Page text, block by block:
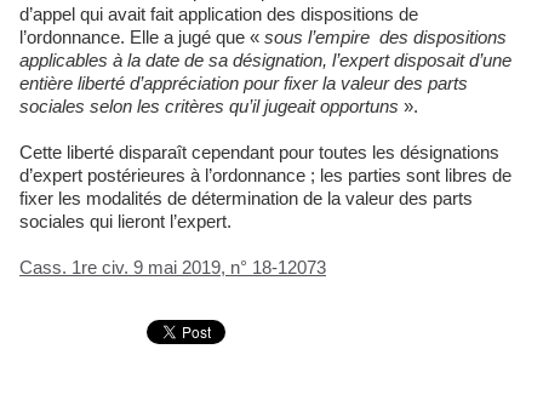
d’appel qui avait fait application des dispositions de
l’ordonnance. Elle a jugé que « sous l’empire des dispositions
applicables à la date de sa désignation, l’expert disposait d’une
entière liberté d’appréciation pour fixer la valeur des parts
sociales selon les critères qu’il jugeait opportuns ».
Cette liberté disparaît cependant pour toutes les désignations
d’expert postérieures à l’ordonnance ; les parties sont libres de
fixer les modalités de détermination de la valeur des parts
sociales qui lieront l’expert.
Cass. 1re civ. 9 mai 2019, n° 18-12073